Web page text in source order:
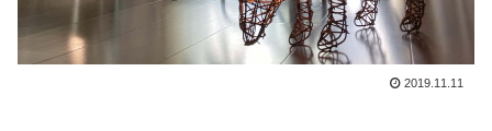
2019.11.11